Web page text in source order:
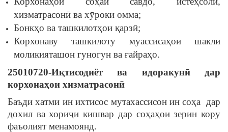
хизматрасонӣ ва хӯроки омма;
Бонкҳо ва ташкилотҳои қарзӣ;
Корхонаву ташкилоту муассисаҳои шакли
моликияташон гуногун ва ғайраҳо.
25010720-Иқтисодиёт ва идоракунӣ
дар
корхонаҳои хизматрасонӣ
Баъди хатми ин ихтисос мутахассисон ин соҳа дар
дохил ва хориҷи кишвар дар соҳаҳои зерин кору
фаъолият менамоянд.